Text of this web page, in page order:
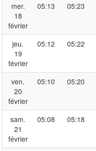
mer.
18
février
05:13 05:23
jeu.
19
février
05:12 05:22
ven.
20
février
05:10 05:20
sam.
21
février
05:08 05:18